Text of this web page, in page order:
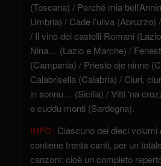
(Toscana) / Perché mia
Umbria) / Cade l’uliva
/ Il vino dei castelli Romani
Nina… (Lazio e Marche) /
(Campania) / Priesto oje ninne
Calabrisella (Calabria) / Ciuri,
in sonnu… (Sicilia) / Vitti ‘na
e cuddu monti (Sardegna).
INFO: Ciascuno dei dieci volumi
contiene trenta canti, per un
canzoni: cioè un completo